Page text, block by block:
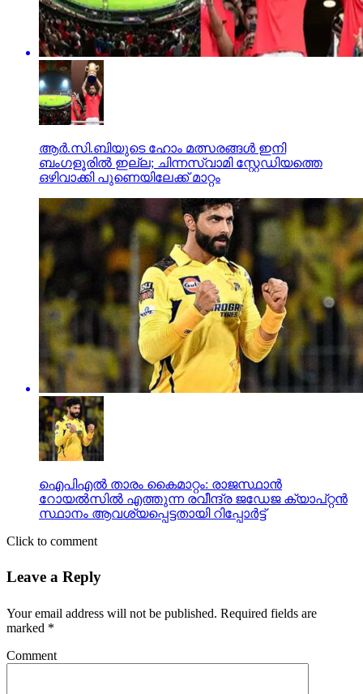
ആര്‍.സി.ബിയുടെ ഹോം മത്സരങ്ങള്‍ ഇനി
ബംഗളൂരില്‍ ഇല്ല; ചിന്നസ്വാമി സ്റ്റേഡിയത്തെ
ഒഴിവാക്കി പുണെയിലേക്ക് മാറ്റം
ഐപിഎല്‍ താരം കൈമാറ്റം: രാജസ്ഥാന്‍
റോയല്‍സില്‍ എത്തുന്ന രവീന്ദ്ര ജഡേജ ക്യാപ്റ്റന്‍
സ്ഥാനം ആവശ്യപ്പെട്ടതായി റിപ്പോര്‍ട്ട്
Click to comment
Leave a Reply
Your email address will not be published. Required fields are
marked *
Comment